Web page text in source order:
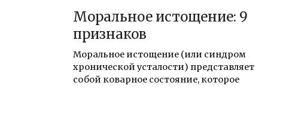
Моральное истощение: 9
признаков
Моральное истощение (или синдром
хронической усталости) представляет
собой коварное состояние, которое